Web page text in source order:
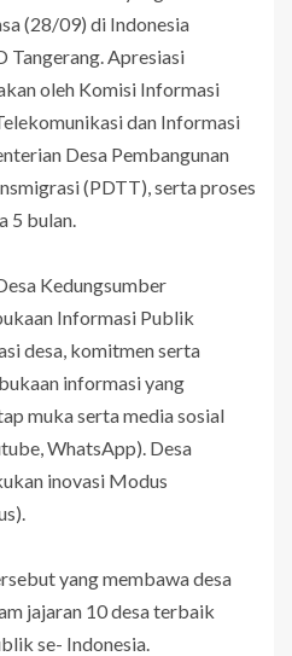
(28/09) di Indonesia
Tangerang. Apresiasi
oleh Komisi Informasi
dan Informasi
Desa Pembangunan
(PDTT), serta proses
5 bulan.
Kedungsumber
Informasi Publik
desa, komitmen serta
informasi yang
muka serta media sosial
WhatsApp). Desa
inovasi Modus
yang membawa desa
jajaran 10 desa terbaik
se- Indonesia.